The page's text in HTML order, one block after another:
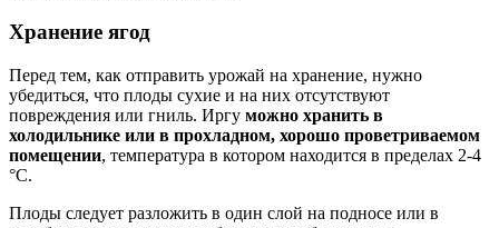
Хранение ягод
Перед тем, как отправить урожай на хранение, нужно
убедиться, что плоды сухие и на них отсутствуют
повреждения или гниль. Иргу можно хранить в
холодильнике или в прохладном, хорошо проветриваемом
помещении, температура в котором находится в пределах 2-4
°C.
Плоды следует разложить в один слой на подносе или в